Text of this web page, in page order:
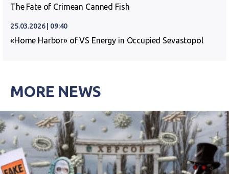
The Fate of Crimean Canned Fish
25.03.2026 | 09:40
«Home Harbor» of VS Energy in Occupied Sevastopol
MORE NEWS